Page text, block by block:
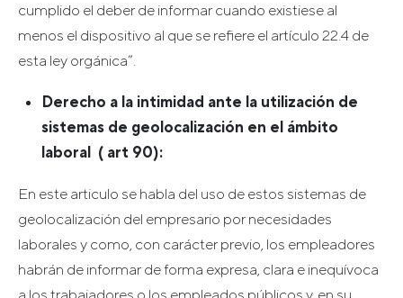
cumplido el deber de informar cuando existiese al
menos el dispositivo al que se refiere el artículo 22.4 de
esta ley orgánica”.
Derecho a la intimidad ante la utilización de
sistemas de geolocalización en el ámbito
laboral ( art 90):
En este articulo se habla del uso de estos sistemas de
geolocalización del empresario por necesidades
laborales y como, con carácter previo, los empleadores
habrán de informar de forma expresa, clara e inequívoca